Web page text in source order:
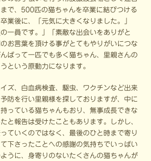
で、500匹の猫ちゃんを卒業に結びつける
業後に、「元気に大きくなりました。」
の一員です。」「素敵な出会いをありがと
お言葉を頂ける事がとてもやりがいにつな
ばって一匹でも多く猫ちゃん、里親さんの
という原動力になります。
ズ、白血病検査、駆虫、ワクチンなど出来
防を行い里親様を探しておりますが、中に
っている猫ちゃんもおり、無事成長できな
と報告は受けたこともあります。しかし、
ていくのではなく、最後のひと時まで寄り
下さったことへの感謝の気持ちでいっぱい
うに、身寄りのないたくさんの猫ちゃんが